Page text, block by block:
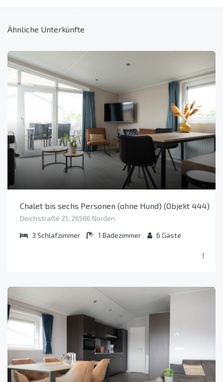
Ähnliche Unterkünfte
Chalet bis sechs Personen (ohne Hund) (Objekt 444)
Deichstraße 21, 26506 Norden
3 Schlafzimmer 1 Badezimmer 6 Gäste